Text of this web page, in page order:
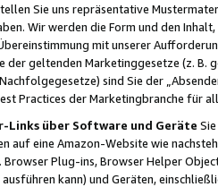
Sie uns repräsentative
Wir werden die Form und den
mit unserer
der geltenden Marketinggesetze (z. B.
sind Sie der
Practices der Marketingbranche für
Links über Software und Geräte
auf eine Amazon-Website wie
Plug-ins, Browser Helper
kann) und Geräten,